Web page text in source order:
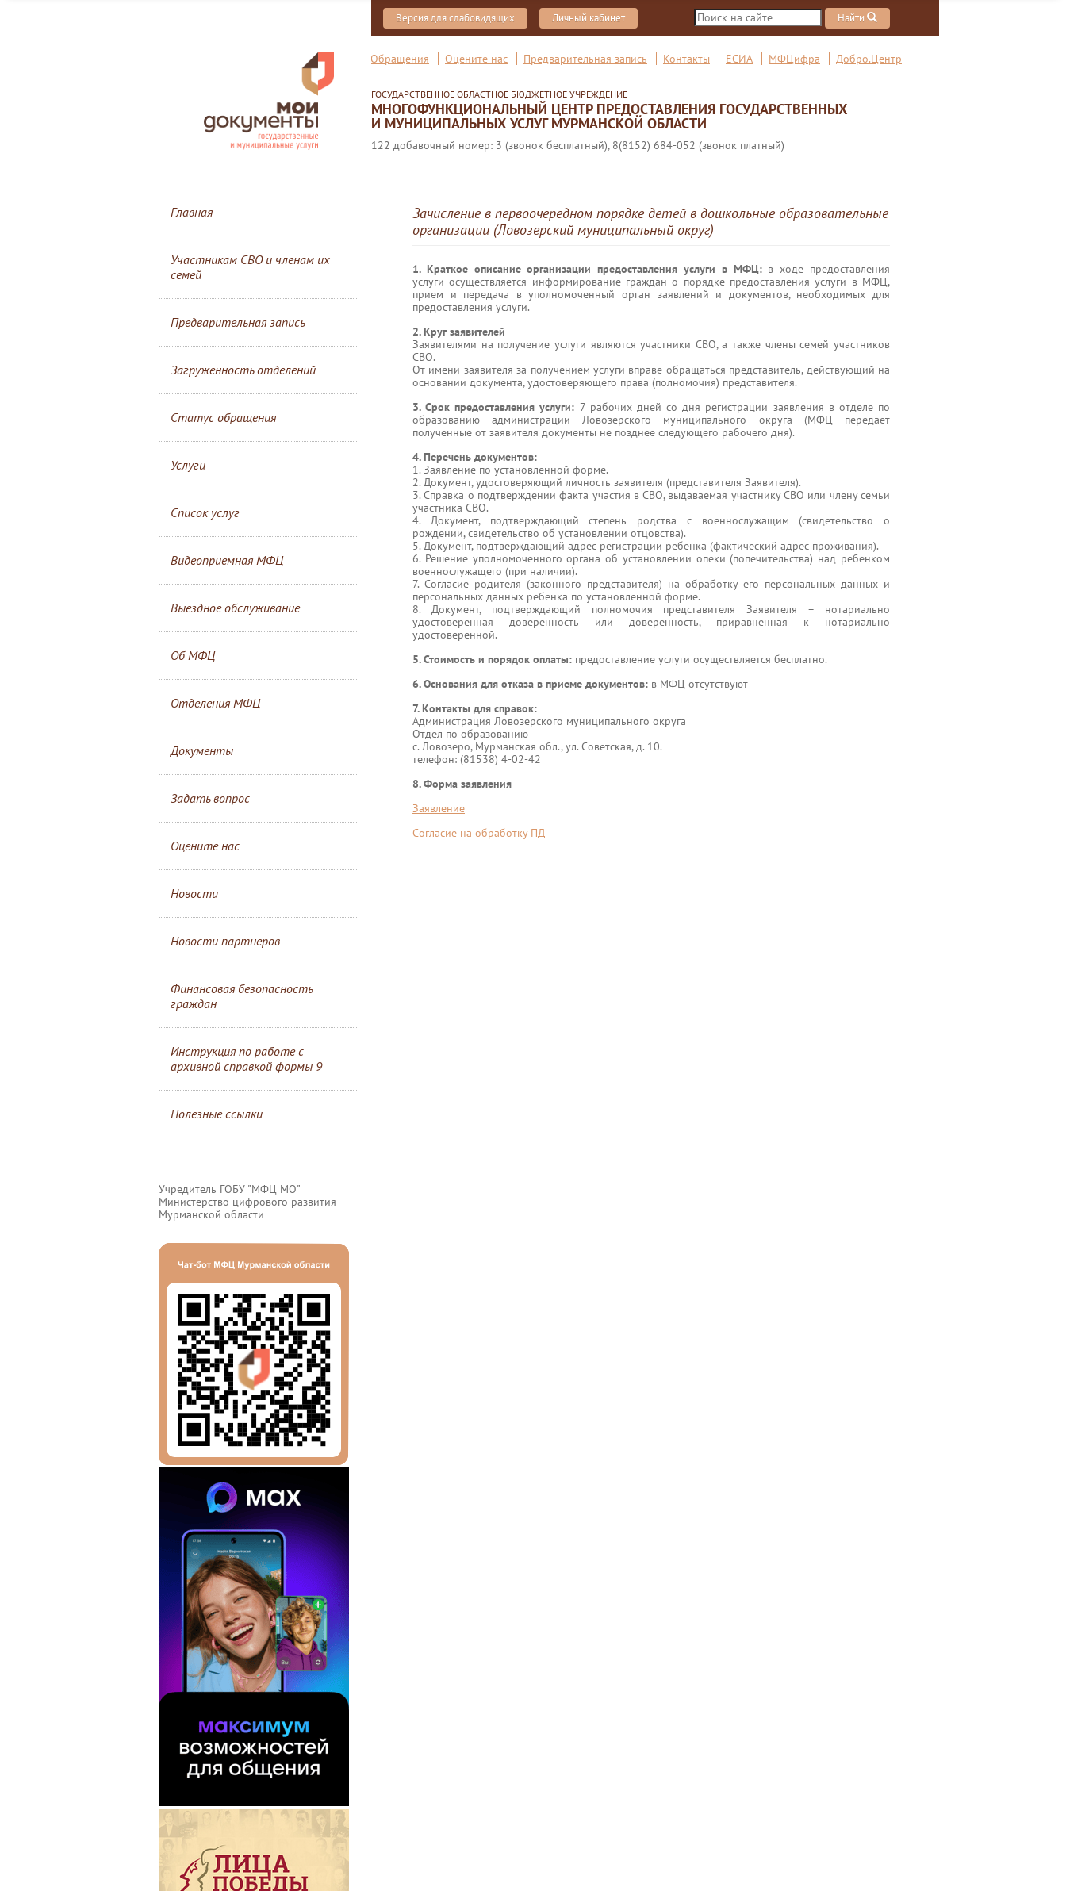
Версия для слабовидящих Личный кабинет Найти
Обращения Оцените нас Предварительная запись Контакты ЕСИА МФЦифра Добро.Центр
ГОСУДАРСТВЕННОЕ ОБЛАСТНОЕ БЮДЖЕТНОЕ УЧРЕЖДЕНИЕ
МНОГОФУНКЦИОНАЛЬНЫЙ ЦЕНТР ПРЕДОСТАВЛЕНИЯ ГОСУДАРСТВЕННЫХ
И МУНИЦИПАЛЬНЫХ УСЛУГ МУРМАНСКОЙ ОБЛАСТИ
122 добавочный номер: 3 (звонок бесплатный), 8(8152) 684-052 (звонок платный)
Главная
Участникам СВО и членам их
семей
Предварительная запись
Загруженность отделений
Статус обращения
Услуги
Список услуг
Видеоприемная МФЦ
Выездное обслуживание
Об МФЦ
Отделения МФЦ
Документы
Задать вопрос
Оцените нас
Новости
Новости партнеров
Финансовая безопасность
граждан
Инструкция по работе с
архивной справкой формы 9
Полезные ссылки
Учредитель ГОБУ "МФЦ МО"
Министерство цифрового развития
Мурманской области
Зачисление в первоочередном порядке детей в дошкольные образовательные
организации (Ловозерский муниципальный округ)
1. Краткое описание организации предоставления услуги в МФЦ:в ходе предоставления
услуги осуществляется информирование граждан о порядке предоставления услуги в МФЦ,
прием и передача в уполномоченный орган заявлений и документов, необходимых для
предоставления услуги.
2. Круг заявителей
Заявителями на получение услуги являются участники СВО, а также члены семей участников
СВО.
От имени заявителя за получением услуги вправе обращаться представитель, действующий на
основании документа, удостоверяющего права (полномочия) представителя.
3. Срок предоставления услуги: 7 рабочих дней со дня регистрации заявления в отделе по
образованию администрации Ловозерского муниципального округа (МФЦ передает
полученные от заявителя документы не позднее следующего рабочего дня).
4. Перечень документов:
1. Заявление по установленной форме.
2. Документ, удостоверяющий личность заявителя (представителя Заявителя).
3. Справка о подтверждении факта участия в СВО, выдаваемая участнику СВО или члену семьи
участника СВО.
4. Документ, подтверждающий степень родства с военнослужащим (свидетельство о
рождении, свидетельство об установлении отцовства).
5. Документ, подтверждающий адрес регистрации ребенка (фактический адрес проживания).
6. Решение уполномоченного органа об установлении опеки (попечительства) над ребенком
военнослужащего (при наличии).
7. Согласие родителя (законного представителя) на обработку его персональных данных и
персональных данных ребенка по установленной форме.
8. Документ, подтверждающий полномочия представителя Заявителя – нотариально
удостоверенная доверенность или доверенность, приравненная к нотариально
удостоверенной.
5. Стоимость и порядок оплаты: предоставление услуги осуществляется бесплатно.
6. Основания для отказа в приеме документов: в МФЦ отсутствуют
7. Контакты для справок:
Администрация Ловозерского муниципального округа
Отдел по образованию
с. Ловозеро, Мурманская обл., ул. Советская, д. 10.
телефон: (81538) 4-02-42
8. Форма заявления
Заявление
Согласие на обработку ПД